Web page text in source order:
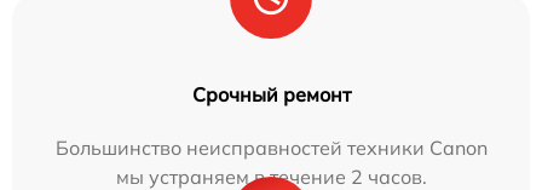
Срочный ремонт
Большинство неисправностей техники Canon
мы устраняем в течение 2 часов.